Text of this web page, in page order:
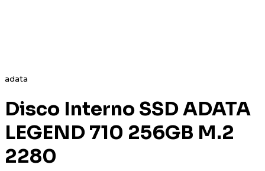
adata
Disco Interno SSD ADATA
LEGEND 710 256GB M.2
2280